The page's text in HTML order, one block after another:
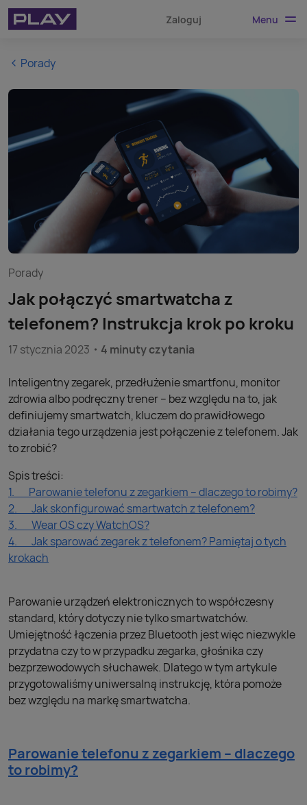
Zaloguj Menu
Porady
Porady
Jak połączyć smartwatcha z
telefonem? Instrukcja krok po kroku
17 stycznia 2023 4 minuty czytania
Inteligentny zegarek, przedłużenie smartfonu, monitor
zdrowia albo podręczny trener – bez względu na to, jak
definiujemy smartwatch, kluczem do prawidłowego
działania tego urządzenia jest połączenie z telefonem. Jak
to zrobić?
Spis treści:
1. Parowanie telefonu z zegarkiem – dlaczego to robimy?
2. Jak skonfigurować smartwatch z telefonem?
3. Wear OS czy WatchOS?
4. Jak sparować zegarek z telefonem? Pamiętaj o tych
krokach
Parowanie urządzeń elektronicznych to współczesny
standard, który dotyczy nie tylko smartwatchów.
Umiejętność łączenia przez Bluetooth jest więc niezwykle
przydatna czy to w przypadku zegarka, głośnika czy
bezprzewodowych słuchawek. Dlatego w tym artykule
przygotowaliśmy uniwersalną instrukcję, która pomoże
bez względu na markę smartwatcha.
Parowanie telefonu z zegarkiem – dlaczego
to robimy?